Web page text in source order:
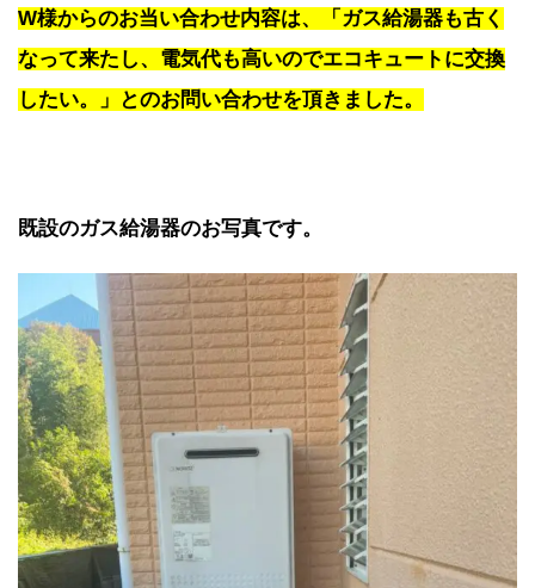
W様からのお当い合わせ内容は、「ガス給湯器も古く
なって来たし、電気代も高いのでエコキュートに交換
したい。」とのお問い合わせを頂きました。
既設のガス給湯器のお写真です。